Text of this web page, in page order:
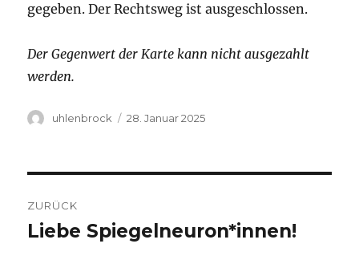
gegeben. Der Rechtsweg ist ausgeschlossen.
Der Gegenwert der Karte kann nicht ausgezahlt
werden.
Autor
uhlenbrock
Veröffentlicht
28. Januar 2025
ZURÜCK
Vorheriger
Liebe Spiegelneuron*innen!